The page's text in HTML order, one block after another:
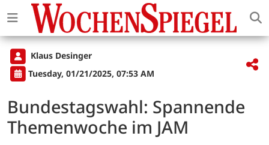
Klaus Desinger
Tuesday, 01/21/2025, 07:53 AM
Bundestagswahl: Spannende
Themenwoche im JAM